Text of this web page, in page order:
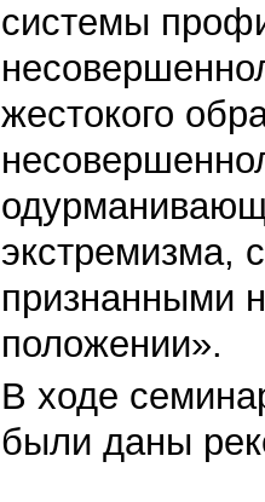
системы
жестокого
экстремизма,
признанными
положении».
В ходе
были даны